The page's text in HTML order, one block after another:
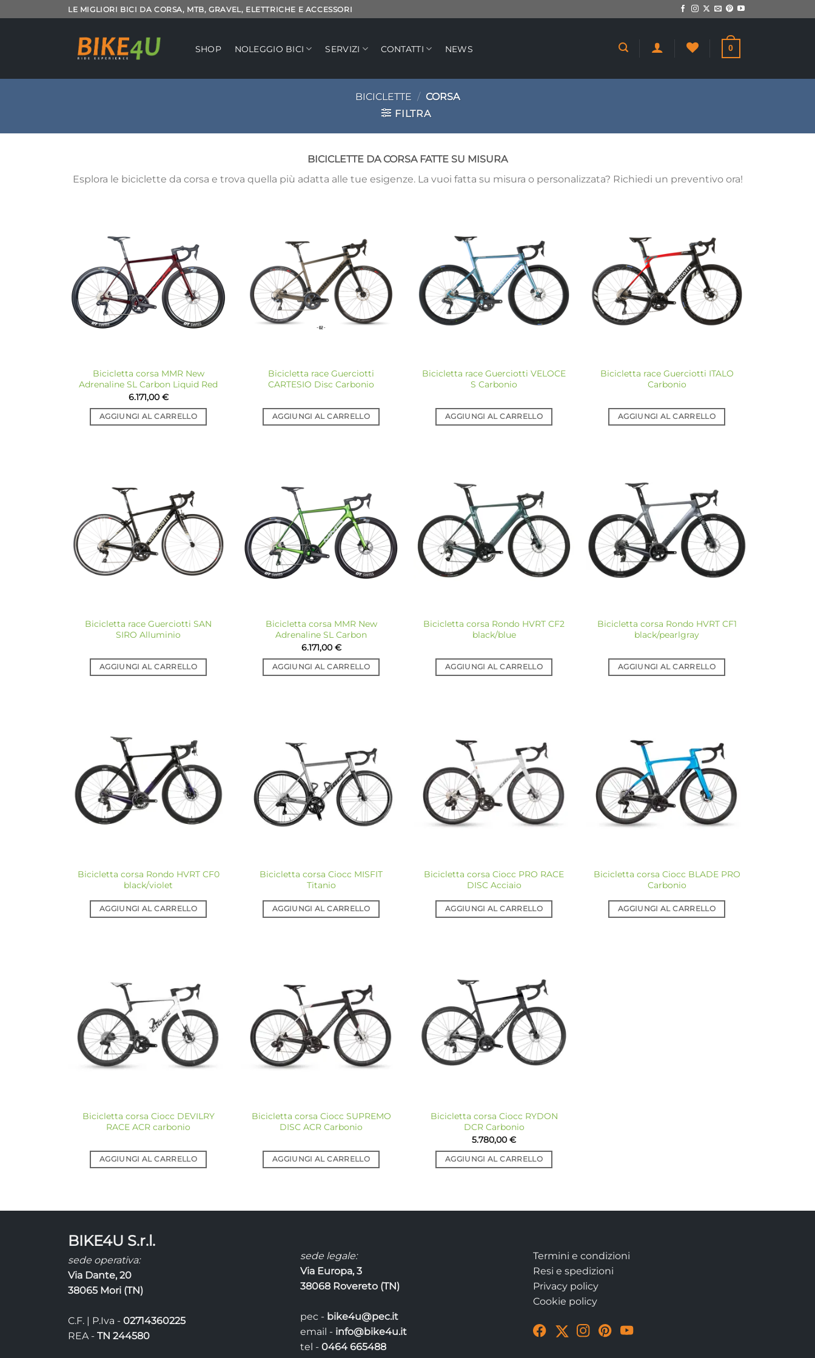
ai
LE MIGLIORI BICI DA CORSA, MTB, GRAVEL, ELETTRICHE E ACCESSORI
SHOP NOLEGGIO BICI SERVIZI CONTATTI NEWS 0
BICICLETTE / CORSA
FILTRA
BICICLETTE DA CORSA FATTE SU MISURA
Esplora le biciclette da corsa e trova quella più adatta alle tue esigenze. La vuoi fatta su misura o personalizzata? Richiedi un preventivo ora!
dei
desideri
Bicicletta corsa MMR New
Adrenaline SL Carbon Liquid Red
6.171,00€
AGGIUNGI AL CARRELLO
alla lista
desideri
Bicicletta race Guerciotti
CARTESIO Disc Carbonio
AGGIUNGI AL CARRELLO
alla lista
dei
desideri
Bicicletta race Guerciotti VELOCE
S Carbonio
AGGIUNGI AL CARRELLO
alla lista
Bicicletta race Guerciotti ITALO
Carbonio
AGGIUNGI AL CARRELLO
alla lista
desideri
Bicicletta race Guerciotti SAN
SIRO Alluminio
AGGIUNGI AL CARRELLO
alla lista
dei
desideri
Bicicletta corsa MMR New
Adrenaline SL Carbon
6.171,00€
AGGIUNGI AL CARRELLO
alla lista
dei
desideri
Bicicletta corsa Rondo HVRT CF2
black/blue
AGGIUNGI AL CARRELLO
alla lista
dei
desideri
Bicicletta corsa Rondo HVRT CF1
black/pearlgray
AGGIUNGI AL CARRELLO
alla lista
Bicicletta corsa Rondo HVRT CF0
black/violet
AGGIUNGI AL CARRELLO
dei
desideri
Bicicletta corsa Ciocc MISFIT
Titanio
AGGIUNGI AL CARRELLO
alla lista
dei
desideri
Bicicletta corsa Ciocc PRO RACE
DISC Acciaio
AGGIUNGI AL CARRELLO
alla lista
dei
desideri
Bicicletta corsa Ciocc BLADE PRO
Carbonio
AGGIUNGI AL CARRELLO
alla lista
dei
desideri
Bicicletta corsa Ciocc DEVILRY
RACE ACR carbonio
AGGIUNGI AL CARRELLO
alla lista
dei
desideri
Bicicletta corsa Ciocc SUPREMO
DISC ACR Carbonio
AGGIUNGI AL CARRELLO
alla lista
dei
desideri
Bicicletta corsa Ciocc RYDON
DCR Carbonio
5.780,00€
AGGIUNGI AL CARRELLO
BIKE4U S.r.l.
sede operativa:
Via Dante, 20
38065 Mori (TN)
C.F. | P.Iva - 02714360225
REA - TN 244580
sede legale:
Via Europa, 3
38068 Rovereto (TN)
pec - bike4u@pec.it
email - info@bike4u.it
tel -0464 665488
Termini e condizioni
Resi e spedizioni
Privacy policy
Cookie policy
Visit
Visit
Visit
Visit